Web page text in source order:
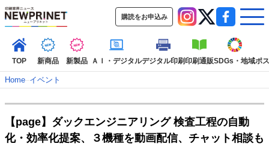
購読をお申込み
TOP 新商品 新製品 ＡＩ・デジタルデジタル印刷印刷通販SDGs・地域ポ
TOP
新着記事 特集記事
動画コンテンツ
インタビュー
コレクション
Home–イベント
【page】ダックエンジニアリング 検査工程の自動
化・効率化提案、３機種を動画配信、チャット相談も